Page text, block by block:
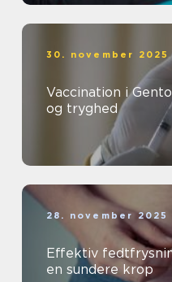
30. november 2025
Vaccination i
og tryghed
28. november 2025
Effektiv
en sundere krop